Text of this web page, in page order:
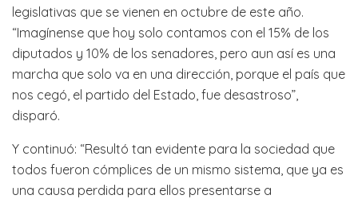
legislativas que se vienen en octubre de este año.
“Imagínense que hoy solo contamos con el 15% de los
diputados y 10% de los senadores, pero aun así es una
marcha que solo va en una dirección, porque el país que
nos cegó, el partido del Estado, fue desastroso”,
disparó.
Y continuó: “Resultó tan evidente para la sociedad que
todos fueron cómplices de un mismo sistema, que ya es
una causa perdida para ellos presentarse a